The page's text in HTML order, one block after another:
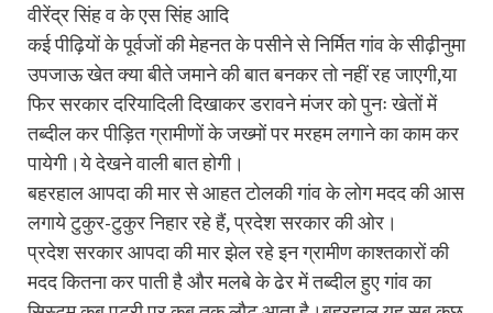
वीरेंद्र सिंह व के एस सिंह आदि
कई पीढ़ियों के पूर्वजों की मेहनत के पसीने से निर्मित गांव के सीढ़ीनुमा
उपजाऊ खेत क्या बीते जमाने की बात बनकर तो नहीं रह जाएगी,या
फिर सरकार दरियादिली दिखाकर डरावने मंजर को पुनः खेतों में
तब्दील कर पीड़ित ग्रामीणों के जख्मों पर मरहम लगाने का काम कर
पायेगी।ये देखने वाली बात होगी।
बहरहाल आपदा की मार से आहत टोलकी गांव के लोग मदद की आस
लगाये टुकुर-टुकुर निहार रहे हैं, प्रदेश सरकार की ओर।
प्रदेश सरकार आपदा की मार झेल रहे इन ग्रामीण काश्तकारों की
मदद कितना कर पाती है और मलबे के ढेर में तब्दील हुए गांव का